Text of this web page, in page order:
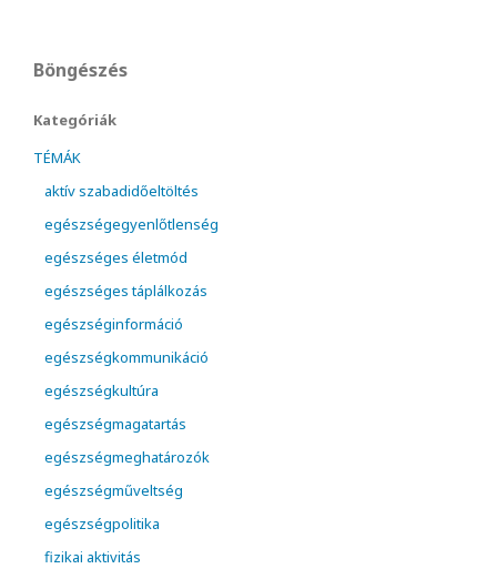
Böngészés
Kategóriák
TÉMÁK
aktív szabadidőeltöltés
egészségegyenlőtlenség
egészséges életmód
egészséges táplálkozás
egészséginformáció
egészségkommunikáció
egészségkultúra
egészségmagatartás
egészségmeghatározók
egészségműveltség
egészségpolitika
fizikai aktivitás